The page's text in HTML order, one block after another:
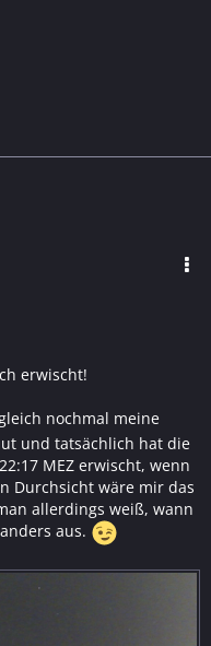
erwischt!
nochmal meine
und tatsächlich hat die
MEZ erwischt, wenn
Durchsicht wäre mir das
allerdings weiß, wann
aus.